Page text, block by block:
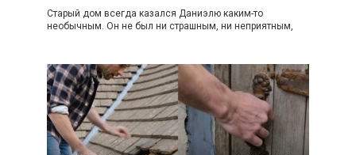
Старый дом всегда казался Даниэлю каким-то
необычным. Он не был ни страшным, ни неприятным,